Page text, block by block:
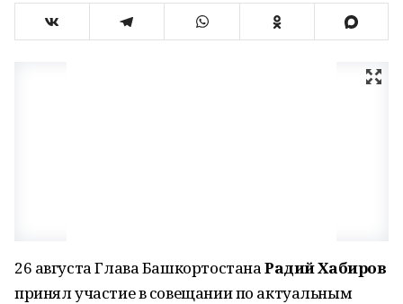
26 августа Глава БашкортостанаРадий Хабиров
принял участие в совещании по актуальным